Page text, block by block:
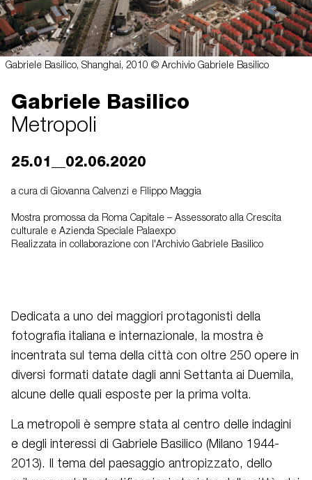
Gabriele Basilico, Shanghai, 2010 © Archivio Gabriele Basilico
Gabriele Basilico
Metropoli
25.01__02.06.2020
a cura di Giovanna Calvenzi e Filippo Maggia
Mostra promossa da Roma Capitale – Assessorato alla Crescita
culturale e Azienda Speciale Palaexpo
Realizzata in collaborazione con l'Archivio Gabriele Basilico
Dedicata a uno dei maggiori protagonisti della
fotografia italiana e internazionale, la mostra è
incentrata sul tema della città con oltre 250 opere in
diversi formati datate dagli anni Settanta ai Duemila,
alcune delle quali esposte per la prima volta.
La metropoli è sempre stata al centro delle indagini
e degli interessi di Gabriele Basilico (Milano 1944-
2013). Il tema del paesaggio antropizzato, dello